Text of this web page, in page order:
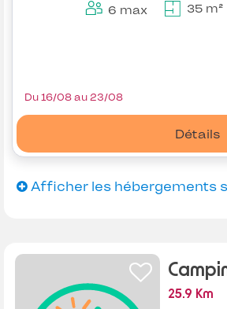
6 max 35 m²
Détails
Du 16/08 au 23/08
Afficher les hébergements
25.9 Km